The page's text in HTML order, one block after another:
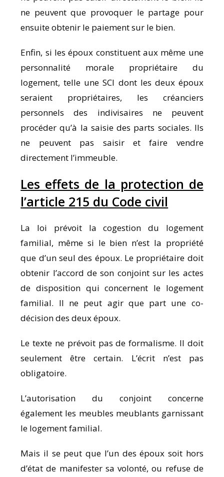
ne peuvent que provoquer le partage pour
ensuite obtenir le paiement sur le bien.
Enfin, si les époux constituent aux même une
personnalité morale propriétaire du
logement, telle une SCI dont les deux époux
seraient propriétaires, les créanciers
personnels des indivisaires ne peuvent
procéder qu’à la saisie des parts sociales. Ils
ne peuvent pas saisir et faire vendre
directement l’immeuble.
Les effets de la protection de
l’article 215 du Code civil
La loi prévoit la cogestion du logement
familial, même si le bien n’est la propriété
que d’un seul des époux. Le propriétaire doit
obtenir l’accord de son conjoint sur les actes
de disposition qui concernent le logement
familial. Il ne peut agir que part une co-
décision des deux époux.
Le texte ne prévoit pas de formalisme. Il doit
seulement être certain. L’écrit n’est pas
obligatoire.
L’autorisation du conjoint concerne
également les meubles meublants garnissant
le logement familial.
Mais il se peut que l’un des époux soit hors
d’état de manifester sa volonté, ou refuse de